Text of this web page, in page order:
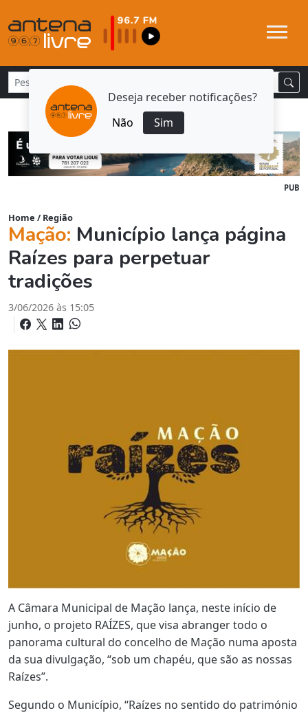
Deseja receber notificações?
Não
Sim
PUB
Home / Região
Mação: Município lança página
Raízes para perpetuar
tradições
3/06/2026 às 15:05
A Câmara Municipal de Mação lança, neste início de
junho, o projeto RAÍZES, que visa abranger todo o
panorama cultural do concelho de Mação numa aposta
da sua divulgação, “sob um chapéu, que são as nossas
Raízes”.
Segundo o Município, “Raízes no sentido do património